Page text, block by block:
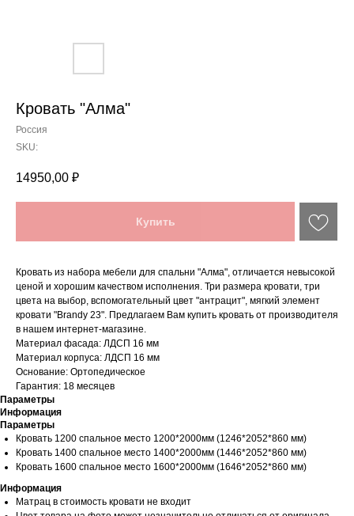
Кровать "Алма"
Россия
SKU:
14950,00 ₽
Купить
Кровать из набора мебели для спальни "Алма", отличается невысокой
ценой и хорошим качеством исполнения. Три размера кровати, три
цвета на выбор, вспомогательный цвет "антрацит", мягкий элемент
кровати "Brandy 23". Предлагаем Вам купить кровать от производителя
в нашем интернет-магазине.
Материал фасада: ЛДСП 16 мм
Материал корпуса: ЛДСП 16 мм
Основание: Ортопедическое
Гарантия: 18 месяцев
Параметры
Информация
Параметры
Кровать 1200 спальное место 1200*2000мм (1246*2052*860 мм)
Кровать 1400 спальное место 1400*2000мм (1446*2052*860 мм)
Кровать 1600 спальное место 1600*2000мм (1646*2052*860 мм)
Информация
Матрац в стоимость кровати не входит